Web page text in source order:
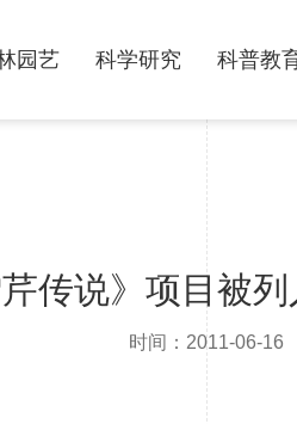
园艺 科学研究 科普教
传说》项目被列
时间：2011-06-16